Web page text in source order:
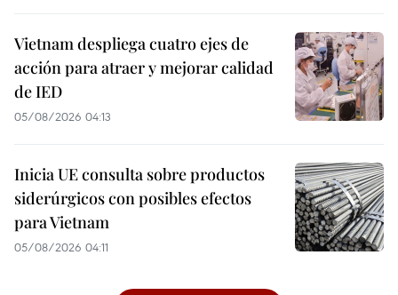
Vietnam despliega cuatro ejes de
acción para atraer y mejorar calidad
de IED
05/08/2026 04:13
Inicia UE consulta sobre productos
siderúrgicos con posibles efectos
para Vietnam
05/08/2026 04:11